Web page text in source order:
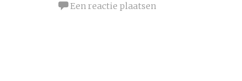
Een reactie plaatsen